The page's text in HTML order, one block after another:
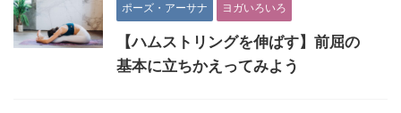
ポーズ・アーサナ ヨガいろいろ
【ハムストリングを伸ばす】前屈の
基本に立ちかえってみよう